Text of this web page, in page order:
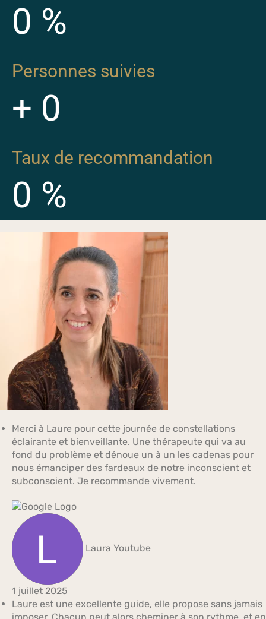
0 %
Personnes suivies
+ 0
Taux de recommandation
0 %
Merci à Laure pour cette journée de constellations
éclairante et bienveillante. Une thérapeute qui va au
fond du problème et dénoue un à un les cadenas pour
nous émanciper des fardeaux de notre inconscient et
subconscient. Je recommande vivement.
Laura Youtube
1 juillet 2025
Laure est une excellente guide, elle propose sans jamais